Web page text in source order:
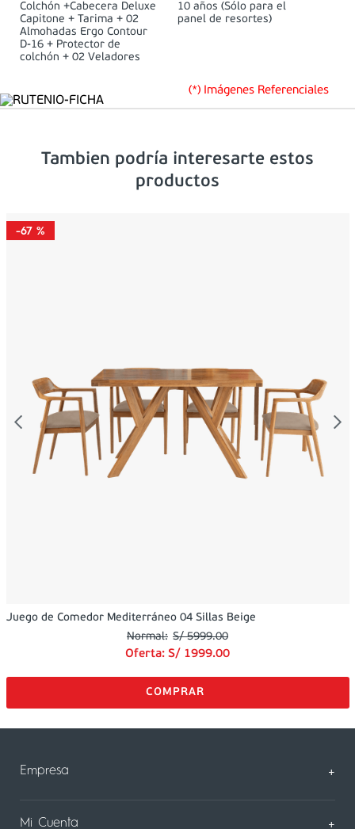
Colchón +Cabecera Deluxe
Capitone + Tarima + 02
Almohadas Ergo Contour
D-16 + Protector de
colchón + 02 Veladores
10 años (Sólo para el
panel de resortes)
(*) Imágenes Referenciales
Tambien podría interesarte estos
productos
-67 %
Juego de Comedor Mediterráneo 04 Sillas Beige
S/ 5999.00
Oferta: S/ 1999.00
Empresa +
Sobre Nosotros
Mi Cuenta